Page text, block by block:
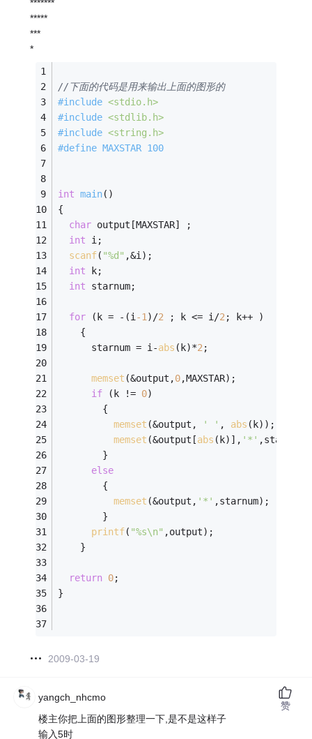
*******
*****
***
*
//下面的代码是用来输出上面的图形的
#include <stdio.h>
#include <stdlib.h>
#include <string.h>
#define MAXSTAR 100
int main()
{
char output[MAXSTAR] ;
int i;
scanf( "%d" ,&i);
int k;
int starnum;
for (k = -(i -1 )/2 ; k <= i/2 ; k++ )
    {
      starnum = i-
abs (k)*2 ;
memset (&output,0,MAXSTAR);
if (k != 0)
        {
memset (&output, ' ' , abs (k));
memset (&output[abs (k)], '*'
        }
else
        {
memset (&output, '*' ,starnum);
        }
printf( "%s\n" ,output);
    }
return 0;
}
2009-03-19
yangch_nhcmo
楼主你把上面的图形整理一下,是不是这样子
输入5时
赞